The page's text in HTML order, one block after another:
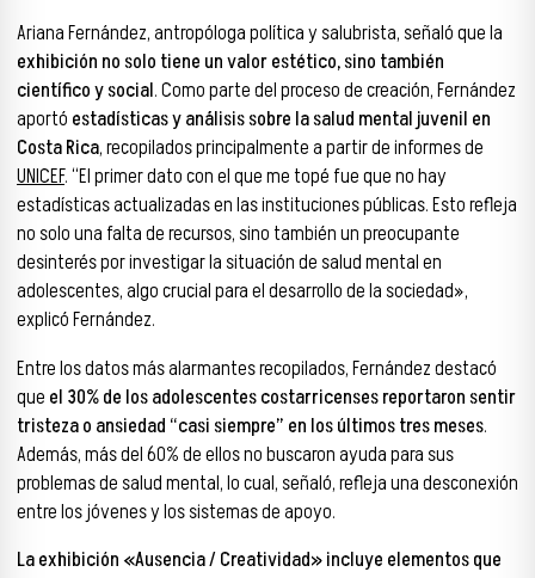
Ariana Fernández, antropóloga política y salubrista, señaló que la
exhibición no solo tiene un valor estético, sino también
científico y social. Como parte del proceso de creación, Fernández
aportó estadísticas y análisis sobre la salud mental juvenil en
CostaRica, recopilados principalmente a partir de informes de
UNICEF. “El primer dato con el que me topé fue que no hay
estadísticas actualizadas en las instituciones públicas. Esto refleja
no solo una falta de recursos, sino también un preocupante
desinterés por investigar la situación de salud mental en
adolescentes, algo crucial para el desarrollo de la sociedad»,
explicó Fernández.
Entre los datos más alarmantes recopilados, Fernández destacó
que el 30% de los adolescentes costarricenses reportaron sentir
tristeza o ansiedad “casi siempre” en los últimos tres meses.
Además, más del 60% de ellos no buscaron ayuda para sus
problemas de salud mental, lo cual, señaló, refleja una desconexión
entre los jóvenes y los sistemas de apoyo.
La exhibición «Ausencia / Creatividad» incluye elementos que